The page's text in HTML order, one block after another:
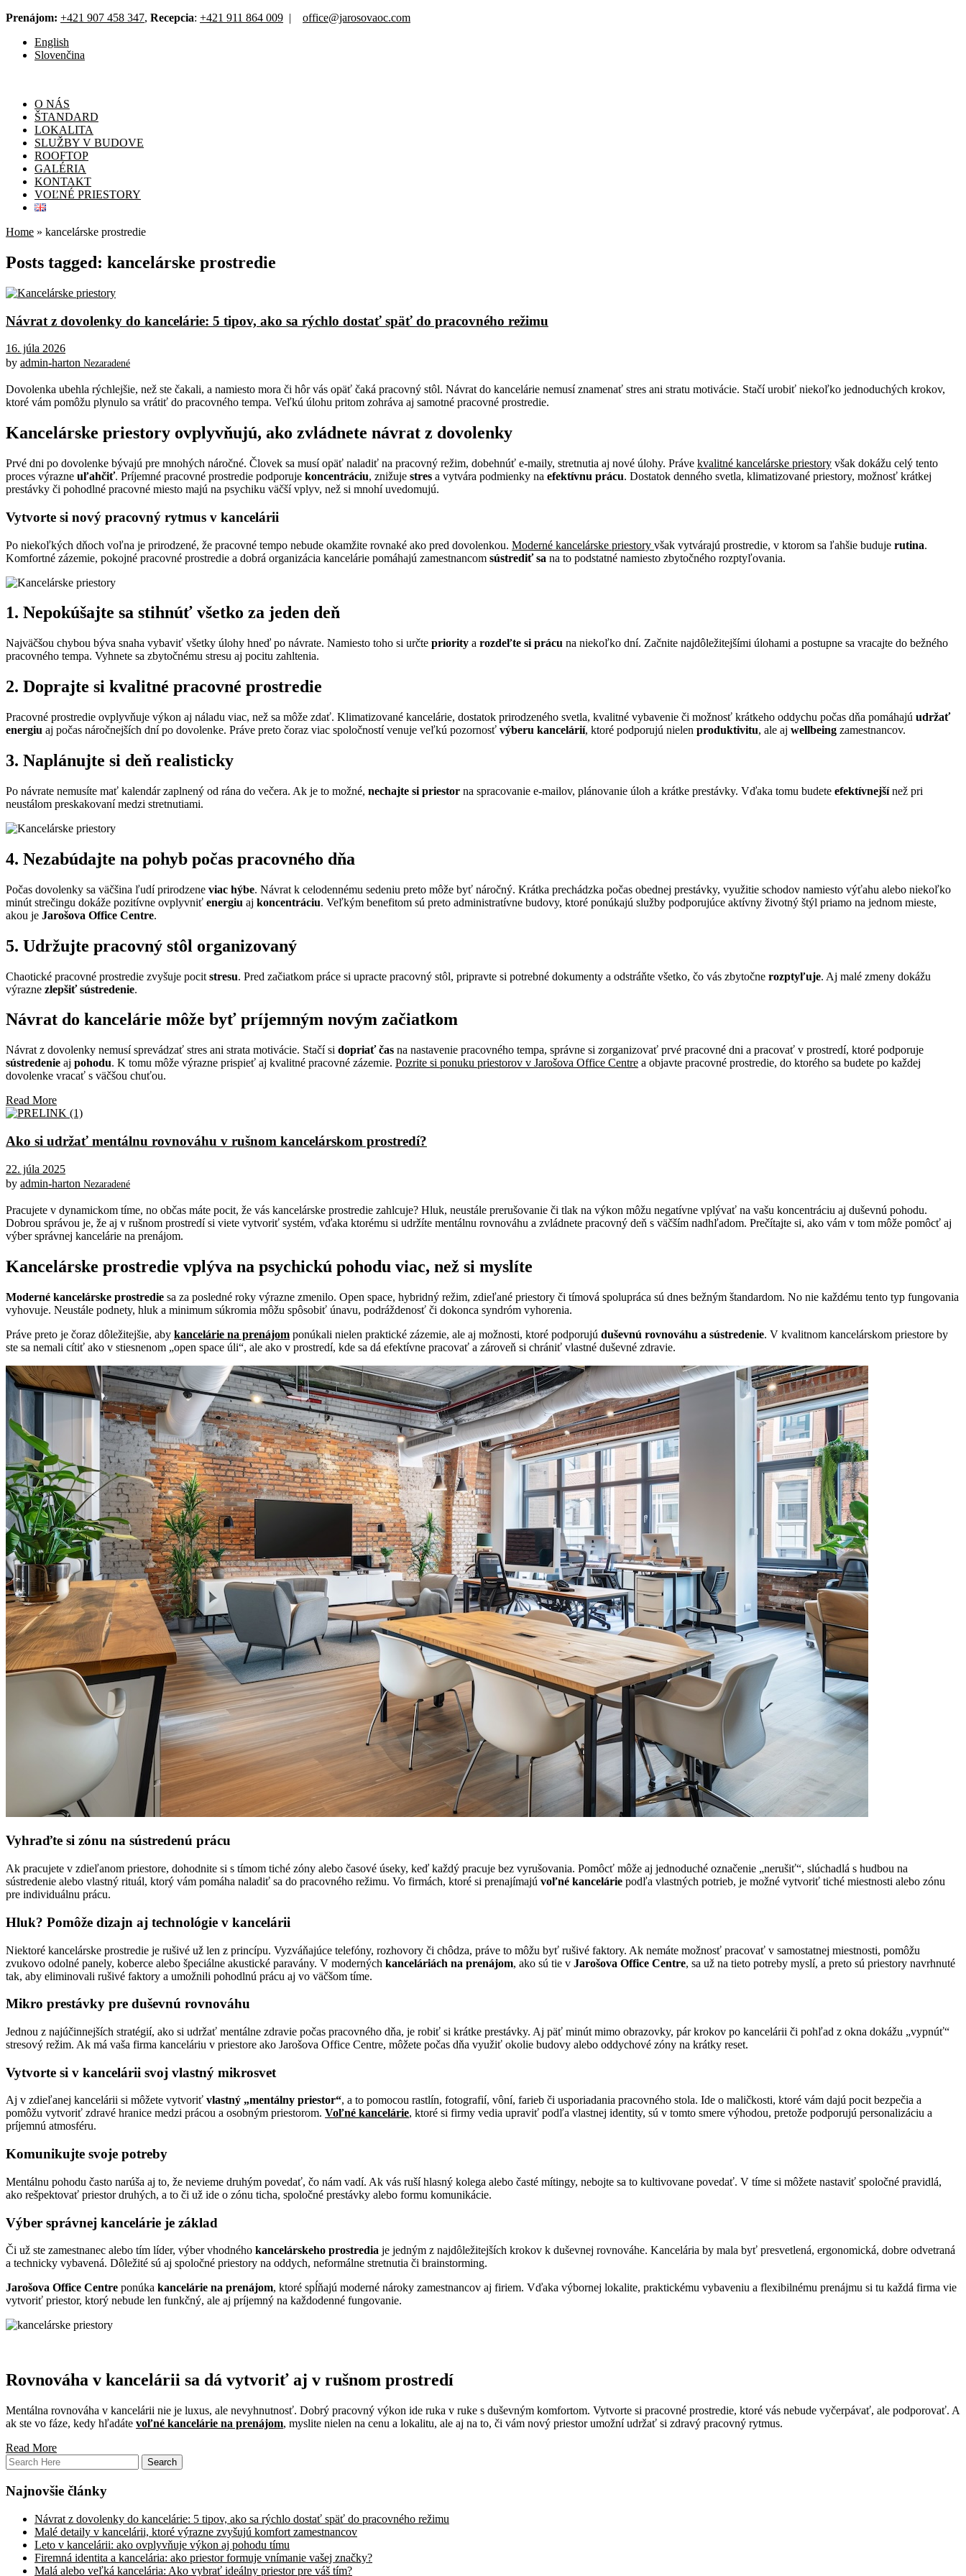
Prenájom: +421 907 458 347, Recepcia: +421 911 864 009 | office@jarosovaoc.com
English
Slovenčina
O NÁS
ŠTANDARD
LOKALITA
SLUŽBY V BUDOVE
ROOFTOP
GALÉRIA
KONTAKT
VOĽNÉ PRIESTORY
Home » kancelárske prostredie
Posts tagged: kancelárske prostredie
Návrat z dovolenky do kancelárie: 5 tipov, ako sa rýchlo dostať späť do pracovného režimu
16. júla 2026
by admin-harton Nezaradené
Dovolenka ubehla rýchlejšie, než ste čakali, a namiesto mora či hôr vás opäť čaká pracovný stôl. Návrat do kancelárie nemusí znamenať stres ani stratu motivácie. Stačí urobiť niekoľko jednoduchých krokov,
ktoré vám pomôžu plynulo sa vrátiť do pracovného tempa. Veľkú úlohu pritom zohráva aj samotné pracovné prostredie.
Kancelárske priestory ovplyvňujú, ako zvládnete návrat z dovolenky
Prvé dni po dovolenke bývajú pre mnohých náročné. Človek sa musí opäť naladiť na pracovný režim, dobehnúť e-maily, stretnutia aj nové úlohy. Práve kvalitné kancelárske priestory však dokážu celý tento
proces výrazne uľahčiť. Príjemné pracovné prostredie podporuje koncentráciu, znižuje stres a vytvára podmienky na efektívnu prácu. Dostatok denného svetla, klimatizované priestory, možnosť krátkej
prestávky či pohodlné pracovné miesto majú na psychiku väčší vplyv, než si mnohí uvedomujú.
Vytvorte si nový pracovný rytmus v kancelárii
Po niekoľkých dňoch voľna je prirodzené, že pracovné tempo nebude okamžite rovnaké ako pred dovolenkou. Moderné kancelárske priestory však vytvárajú prostredie, v ktorom sa ľahšie buduje rutina.
Komfortné zázemie, pokojné pracovné prostredie a dobrá organizácia kancelárie pomáhajú zamestnancom sústrediť sa na to podstatné namiesto zbytočného rozptyľovania.
1. Nepokúšajte sa stihnúť všetko za jeden deň
Najväčšou chybou býva snaha vybaviť všetky úlohy hneď po návrate. Namiesto toho si určte priority a rozdeľte si prácu na niekoľko dní. Začnite najdôležitejšími úlohami a postupne sa vracajte do bežného
pracovného tempa. Vyhnete sa zbytočnému stresu aj pocitu zahltenia.
2. Doprajte si kvalitné pracovné prostredie
Pracovné prostredie ovplyvňuje výkon aj náladu viac, než sa môže zdať. Klimatizované kancelárie, dostatok prirodzeného svetla, kvalitné vybavenie či možnosť krátkeho oddychu počas dňa pomáhajú udržať
energiu aj počas náročnejších dní po dovolenke. Práve preto čoraz viac spoločností venuje veľkú pozornosť výberu kancelárií, ktoré podporujú nielen produktivitu, ale aj wellbeing zamestnancov.
3. Naplánujte si deň realisticky
Po návrate nemusíte mať kalendár zaplnený od rána do večera. Ak je to možné, nechajte si priestor na spracovanie e-mailov, plánovanie úloh a krátke prestávky. Vďaka tomu budete efektívnejšínež pri
neustálom preskakovaní medzi stretnutiami.
4. Nezabúdajte na pohyb počas pracovného dňa
Počas dovolenky sa väčšina ľudí prirodzene viac hýbe. Návrat k celodennému sedeniu preto môže byť náročný. Krátka prechádzka počas obednej prestávky, využitie schodov namiesto výťahu alebo niekoľko
minút strečingu dokáže pozitívne ovplyvniť energiu aj koncentráciu. Veľkým benefitom sú preto administratívne budovy, ktoré ponúkajú služby podporujúce aktívny životný štýl priamo na jednom mieste,
akou je Jarošova Office Centre.
5. Udržujte pracovný stôl organizovaný
Chaotické pracovné prostredie zvyšuje pocit stresu. Pred začiatkom práce si upracte pracovný stôl, pripravte si potrebné dokumenty a odstráňte všetko, čo vás zbytočne rozptyľuje. Aj malé zmeny dokážu
výrazne zlepšiť sústredenie.
Návrat do kancelárie môže byť príjemným novým začiatkom
Návrat z dovolenky nemusí sprevádzať stres ani strata motivácie. Stačí si dopriať čas na nastavenie pracovného tempa, správne si zorganizovať prvé pracovné dni a pracovať v prostredí, ktoré podporuje
sústredenie aj pohodu. K tomu môže výrazne prispieť aj kvalitné pracovné zázemie. Pozrite si ponuku priestorov v Jarošova Office Centre a objavte pracovné prostredie, do ktorého sa budete po každej
dovolenke vracať s väčšou chuťou.
Read More
Ako si udržať mentálnu rovnováhu v rušnom kancelárskom prostredí?
22. júla 2025
by admin-harton Nezaradené
Pracujete v dynamickom tíme, no občas máte pocit, že vás kancelárske prostredie zahlcuje? Hluk, neustále prerušovanie či tlak na výkon môžu negatívne vplývať na vašu koncentráciu aj duševnú pohodu.
Dobrou správou je, že aj v rušnom prostredí si viete vytvoriť systém, vďaka ktorému si udržíte mentálnu rovnováhu a zvládnete pracovný deň s väčším nadhľadom. Prečítajte si, ako vám v tom môže pomôcť aj
výber správnej kancelárie na prenájom.
Kancelárske prostredie vplýva na psychickú pohodu viac, než si myslíte
Moderné kancelárske prostredie sa za posledné roky výrazne zmenilo. Open space, hybridný režim, zdieľané priestory či tímová spolupráca sú dnes bežným štandardom. No nie každému tento typ fungovania
vyhovuje. Neustále podnety, hluk a minimum súkromia môžu spôsobiť únavu, podráždenosť či dokonca syndróm vyhorenia.
Práve preto je čoraz dôležitejšie, aby kancelárie na prenájom ponúkali nielen praktické zázemie, ale aj možnosti, ktoré podporujú duševnú rovnováhu a sústredenie. V kvalitnom kancelárskom priestore by
ste sa nemali cítiť ako v stiesnenom „open space úli“, ale ako v prostredí, kde sa dá efektívne pracovať a zároveň si chrániť vlastné duševné zdravie.
Vyhraďte si zónu na sústredenú prácu
Ak pracujete v zdieľanom priestore, dohodnite si s tímom tiché zóny alebo časové úseky, keď každý pracuje bez vyrušovania. Pomôcť môže aj jednoduché označenie „nerušiť“, slúchadlá s hudbou na
sústredenie alebo vlastný rituál, ktorý vám pomáha naladiť sa do pracovného režimu. Vo firmách, ktoré si prenajímajú voľné kancelárie podľa vlastných potrieb, je možné vytvoriť tiché miestnosti alebo zónu
pre individuálnu prácu.
Hluk? Pomôže dizajn aj technológie v kancelárii
Niektoré kancelárske prostredie je rušivé už len z princípu. Vyzváňajúce telefóny, rozhovory či chôdza, práve to môžu byť rušivé faktory. Ak nemáte možnosť pracovať v samostatnej miestnosti, pomôžu
zvukovo odolné panely, koberce alebo špeciálne akustické paravány. V moderných kanceláriách na prenájom, ako sú tie v Jarošova Office Centre, sa už na tieto potreby myslí, a preto sú priestory navrhnuté
tak, aby eliminovali rušivé faktory a umožnili pohodlnú prácu aj vo väčšom tíme.
Mikro prestávky pre duševnú rovnováhu
Jednou z najúčinnejších stratégií, ako si udržať mentálne zdravie počas pracovného dňa, je robiť si krátke prestávky. Aj päť minút mimo obrazovky, pár krokov po kancelárii či pohľad z okna dokážu „vypnúť“
stresový režim. Ak má vaša firma kanceláriu v priestore ako Jarošova Office Centre, môžete počas dňa využiť okolie budovy alebo oddychové zóny na krátky reset.
Vytvorte si v kancelárii svoj vlastný mikrosvet
Aj v zdieľanej kancelárii si môžete vytvoriť vlastný „mentálny priestor“, a to pomocou rastlín, fotografií, vôní, farieb či usporiadania pracovného stola. Ide o maličkosti, ktoré vám dajú pocit bezpečia a
pomôžu vytvoriť zdravé hranice medzi prácou a osobným priestorom. Voľné kancelárie, ktoré si firmy vedia upraviť podľa vlastnej identity, sú v tomto smere výhodou, pretože podporujú personalizáciu a
príjemnú atmosféru.
Komunikujte svoje potreby
Mentálnu pohodu často narúša aj to, že nevieme druhým povedať, čo nám vadí. Ak vás ruší hlasný kolega alebo časté mítingy, nebojte sa to kultivovane povedať. V tíme si môžete nastaviť spoločné pravidlá,
ako rešpektovať priestor druhých, a to či už ide o zónu ticha, spoločné prestávky alebo formu komunikácie.
Výber správnej kancelárie je základ
Či už ste zamestnanec alebo tím líder, výber vhodného kancelárskeho prostredia je jedným z najdôležitejších krokov k duševnej rovnováhe. Kancelária by mala byť presvetlená, ergonomická, dobre odvetraná
a technicky vybavená. Dôležité sú aj spoločné priestory na oddych, neformálne stretnutia či brainstorming.
Jarošova Office Centre ponúka kancelárie na prenájom, ktoré spĺňajú moderné nároky zamestnancov aj firiem. Vďaka výbornej lokalite, praktickému vybaveniu a flexibilnému prenájmu si tu každá firma vie
vytvoriť priestor, ktorý nebude len funkčný, ale aj príjemný na každodenné fungovanie.
Rovnováha v kancelárii sa dá vytvoriť aj v rušnom prostredí
Mentálna rovnováha v kancelárii nie je luxus, ale nevyhnutnosť. Dobrý pracovný výkon ide ruka v ruke s duševným komfortom. Vytvorte si pracovné prostredie, ktoré vás nebude vyčerpávať, ale podporovať. A
ak ste vo fáze, kedy hľadáte voľné kancelárie na prenájom, myslite nielen na cenu a lokalitu, ale aj na to, či vám nový priestor umožní udržať si zdravý pracovný rytmus.
Read More
Najnovšie články
Návrat z dovolenky do kancelárie: 5 tipov, ako sa rýchlo dostať späť do pracovného režimu
Malé detaily v kancelárii, ktoré výrazne zvyšujú komfort zamestnancov
Leto v kancelárii: ako ovplyvňuje výkon aj pohodu tímu
Firemná identita a kancelária: ako priestor formuje vnímanie vašej značky?
Malá alebo veľká kancelária: Ako vybrať ideálny priestor pre váš tím?